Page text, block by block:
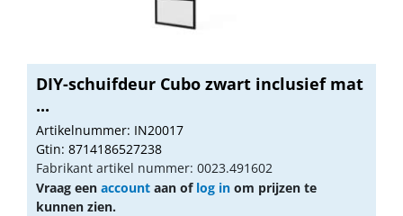
DIY-schuifdeur Cubo zwart inclusief mat
...
Artikelnummer: IN20017
Gtin: 8714186527238
Fabrikant artikel nummer: 0023.491602
Vraag een account aan of log in om prijzen te
kunnen zien.